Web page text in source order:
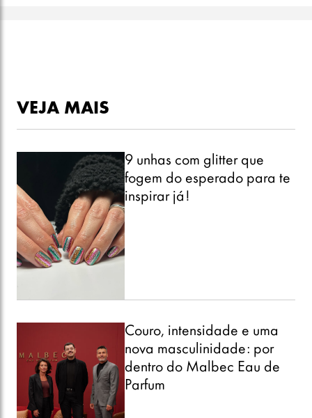
VEJA MAIS
9 unhas com glitter que
fogem do esperado para te
inspirar já!
Couro, intensidade e uma
nova masculinidade: por
dentro do Malbec Eau de
Parfum